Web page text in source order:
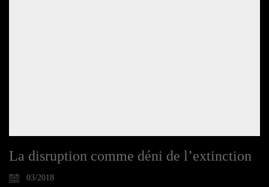
La disruption comme déni de l’extinction
03/2018